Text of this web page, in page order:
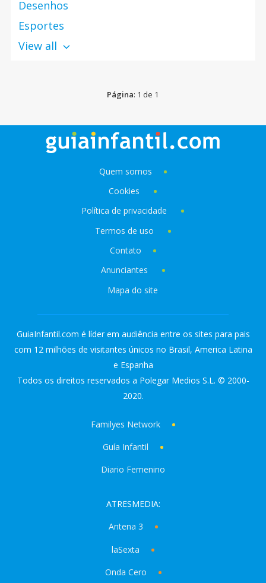
Desenhos
Esportes
View all
Página: 1 de 1
Quem somos
Cookies
Política de privacidade
Termos de uso
Contato
Anunciantes
Mapa do site
GuiaInfantil.com é líder em audiência entre os sites para pais
com 12 milhões de visitantes únicos no Brasil, America Latina
e Espanha
Todos os direitos reservados a Polegar Medios S.L. © 2000-
2020.
Familyes Network
Guía Infantil
Diario Femenino
ATRESMEDIA:
Antena 3
laSexta
Onda Cero